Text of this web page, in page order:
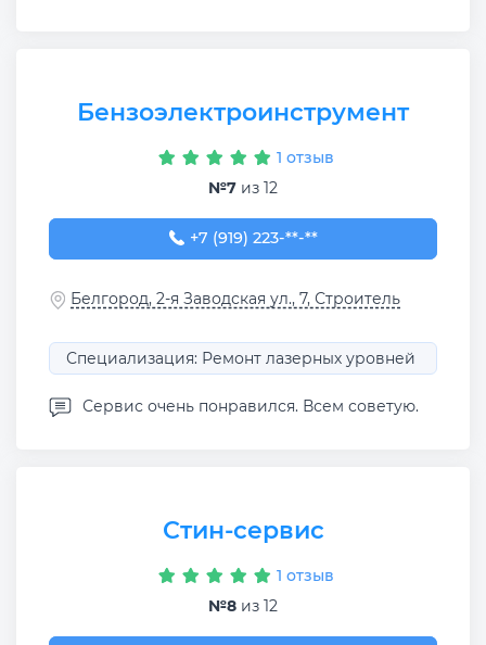
Бензоэлектроинструмент
1 отзыв
№7 из 12
+7 (919) 223-80-29
+7 (919) 223-**-**
Белгород, 2-я Заводская ул., 7, Строитель
Специализация: Ремонт лазерных уровней
Сервис очень понравился. Всем советую.
Стин-сервис
1 отзыв
№8 из 12